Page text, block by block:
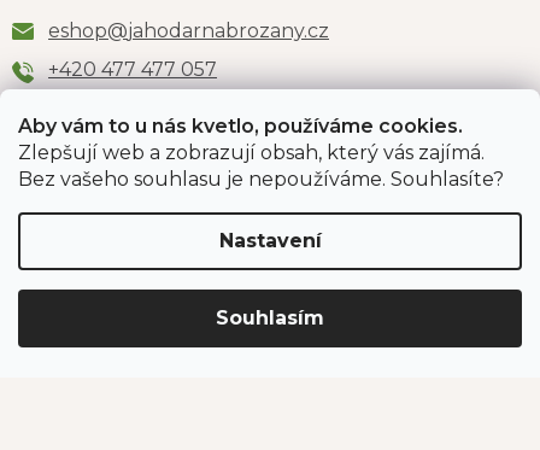
Aby vám to u nás kvetlo, používáme cookies.
Zlepšují web a zobrazují obsah, který vás zajímá.
Bez vašeho souhlasu je nepoužíváme. Souhlasíte?
Nastavení
Souhlasím
eshop@jahodarnabrozany.cz
+420 477 477 057
Odběr newsletteru
PŘIHLÁSIT SE